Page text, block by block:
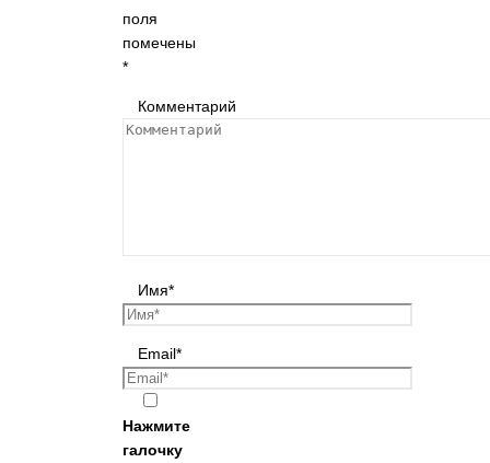
поля
помечены
*
Комментарий
Имя*
Email*
Нажмите
галочку